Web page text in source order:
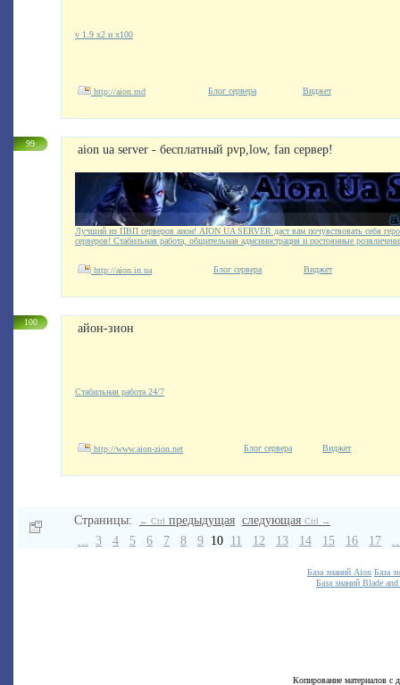
v 1.9 x2 и х100
http://aion.md Блог сервера Виджет
99 aion ua server - бесплатный pvp,low, fan сервер!
Лучший из ПВП серверов аион! AION UA SERVER даст вам почувствовать себя
серверов! Стабильная работа, общительная адмсинистрация и постоянные
http://aion.in.ua Блог сервера Виджет
100 айон-зион
Стабильная работа 24/7
http://www.aion-zion.net Блог сервера Виджет
Страницы: ← Ctrl предыдущая следующая Ctrl →
... 3 4 5 6 7 8 9 10 11 12 13 14 15 16 17
База знаний Aion База
База знаний Blade
Копирование материалов с